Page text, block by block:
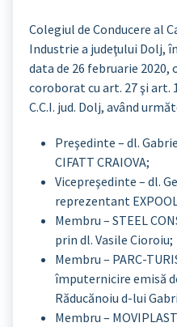
Colegiul de Conducere al
Industrie a judeţului Dolj,
data de 26 februarie 2020,
coroborat cu art. 27 şi
C.C.I. jud. Dolj, având
Preşedinte – dl.
CIFATT CRAIOVA;
Vicepreşedinte – dl.
reprezentant
Membru – STEEL
prin dl. Vasile Cioroiu;
Membru – PARC-
împuternicire emisă
Răducănoiu d-lui
Membru –